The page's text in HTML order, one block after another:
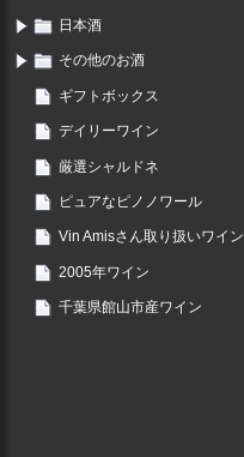
日本酒
その他のお酒
ギフトボックス
デイリーワイン
厳選シャルドネ
ピュアなピノノワール
Vin Amisさん取り扱いワイン
2005年ワイン
千葉県館山市産ワイン